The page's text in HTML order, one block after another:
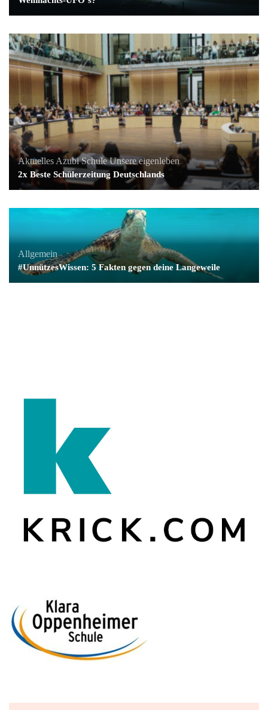
Aktuelles Azubi Schule Unsere eigenleben
2x Beste Schülerzeitung Deutschlands
Allgemein
#UnnützesWissen: 5 Fakten gegen deine Langeweile